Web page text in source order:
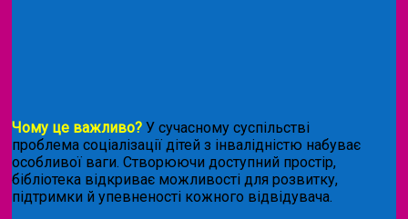
Чому це важливо? У сучасному суспільстві
проблема соціалізації дітей з інвалідністю набуває
особливої ваги. Створюючи доступний простір,
бібліотека відкриває можливості для розвитку,
підтримки й упевненості кожного відвідувача.